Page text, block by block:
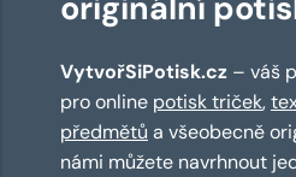
VytvořSiPotisk.cz – váš
pro online potisk triček,
předmětů a všeobecně
námi můžete navrhnout